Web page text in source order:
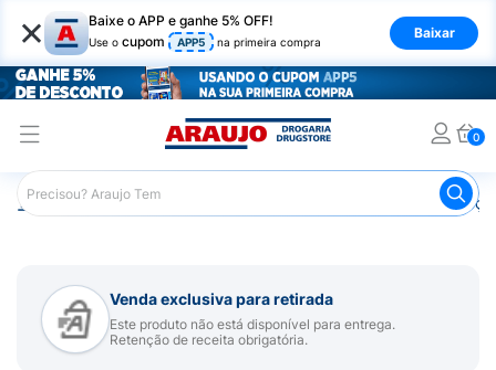
× Baixe o APP e ganhe 5% OFF!
Use o cupom APP5 na primeira compra
Baixar
0
Araujo Medicamentos Remédios para Alergias e
Venda exclusiva para retirada
Este produto não está disponível para entrega.
Retenção de receita obrigatória.